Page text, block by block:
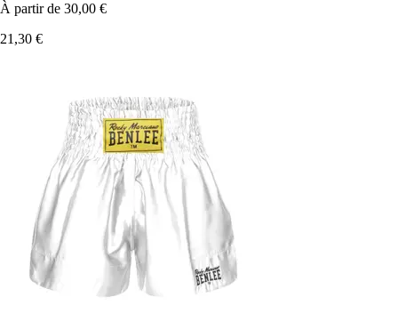
À partir de 30,00 €
21,30 €